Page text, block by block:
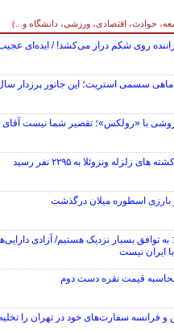
حوادث، اقتصادی، ورزشی، دانشگاه و...)
روی شکم دراز می‌کشد! / ایده‌ای
سسمی استریت؛ این جانور پرزدار
با «رولکس»؛ تقصیر شما نیست آقای
های زلزله ونزوئلا به ۲۲۹۵ نفر رسید
بارزی اسطوره میلان درگذشت
به توافق بسیار نزدیک هستیم/ آزادی
ایران نیست
قیمت نقره دست دوم
و فرانسه سفارت‌های خود در تهران را